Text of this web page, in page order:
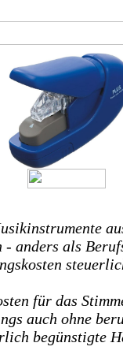
- anders als
für das
auch ohne
begünstigte